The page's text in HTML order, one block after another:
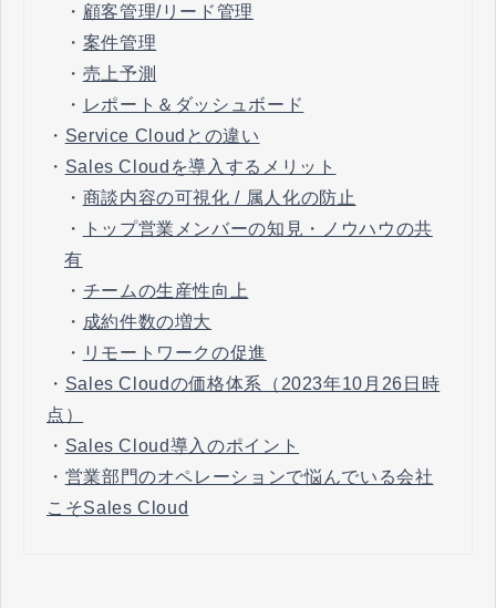
・ 顧客管理/リード管理
・ 案件管理
・ 売上予測
・ レポート＆ダッシュボード
・ Service Cloudとの違い
・ Sales Cloudを導入するメリット
・ 商談内容の可視化 / 属人化の防止
・
トップ営業メンバーの知見・ノウハウの共
有
・ チームの生産性向上
・ 成約件数の増大
・ リモートワークの促進
・ Sales Cloudの価格体系（2023年10月26日時
点）
・ Sales Cloud導入のポイント
・ 営業部門のオペレーションで悩んでいる会社
こそSales Cloud